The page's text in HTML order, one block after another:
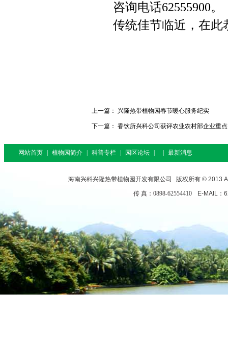
咨询电话62555900。
传统佳节临近，在此
上一篇： 兴隆热带植物园春节暖心服务纪实
下一篇： 香饮所兴科公司获评农业农村部企业重
网站首页 植物园简介 科普专栏 园区论坛 最新消息
海南兴科兴隆热带植物园开发有限公司
版权所有 © 2013
传 真：0898-62554410
E-MAIL：